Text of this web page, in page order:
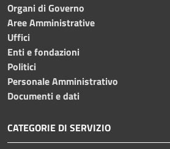
Organi di Governo
Aree Amministrative
Uffici
Enti e fondazioni
Politici
Personale Amministrativo
Documenti e dati
CATEGORIE DI SERVIZIO